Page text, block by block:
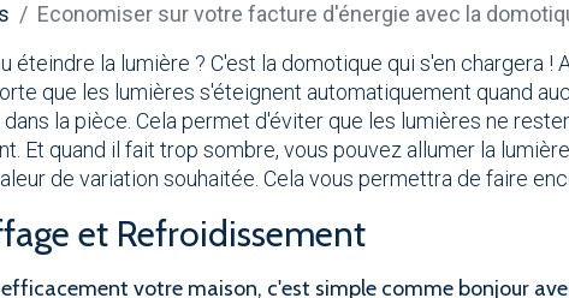
Economiser sur votre facture d'énergie avec la
éteindre la lumière ? C'est la domotique qui s'en chargera !
que les lumières s'éteignent automatiquement quand
la pièce. Cela permet d'éviter que les lumières ne
Et quand il fait trop sombre, vous pouvez allumer la
de variation souhaitée. Cela vous permettra de faire
et Refroidissement
votre maison, c'est simple comme bonjour